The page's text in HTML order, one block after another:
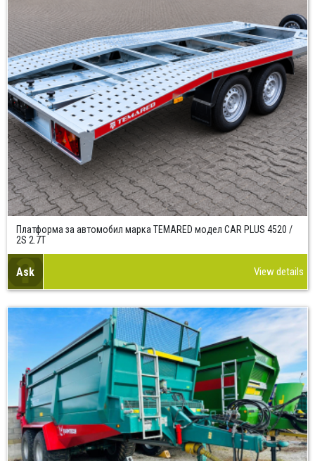
Платформа за автомобил марка TEMARED модел CAR PLUS 4520 /
2S 2.7T
Ask View details